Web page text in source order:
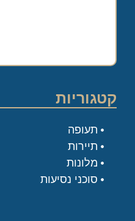
קטגוריות
תעופה
תיירות
מלונות
סוכני נסיעות